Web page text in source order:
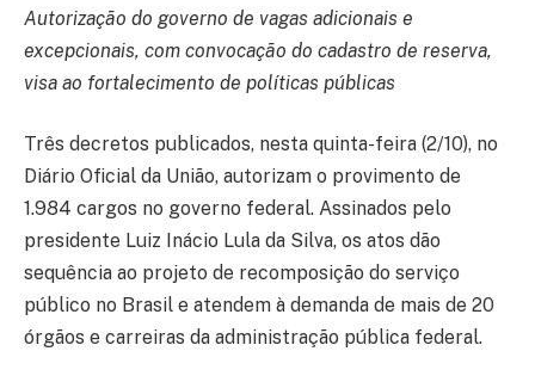
Autorização do governo de vagas adicionais e
excepcionais, com convocação do cadastro de reserva,
visa ao fortalecimento de políticas públicas
Três decretos publicados, nesta quinta-feira (2/10), no
Diário Oficial da União, autorizam o provimento de
1.984 cargos no governo federal. Assinados pelo
presidente Luiz Inácio Lula da Silva, os atos dão
sequência ao projeto de recomposição do serviço
público no Brasil e atendem à demanda de mais de 20
órgãos e carreiras da administração pública federal.